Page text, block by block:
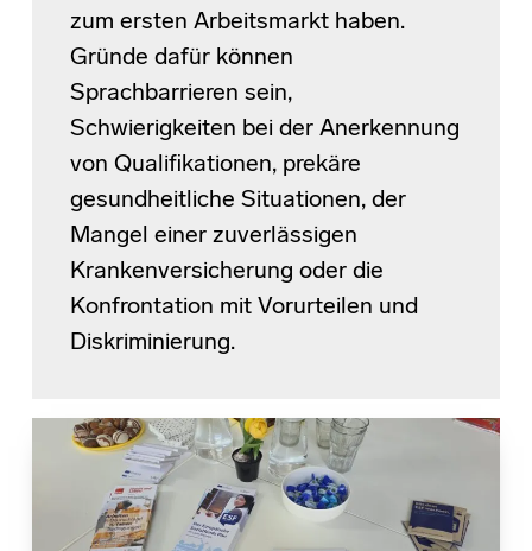
zum ersten Arbeitsmarkt haben.
Gründe dafür können
Sprachbarrieren sein,
Schwierigkeiten bei der Anerkennung
von Qualifikationen, prekäre
gesundheitliche Situationen, der
Mangel einer zuverlässigen
Krankenversicherung oder die
Konfrontation mit Vorurteilen und
Diskriminierung.